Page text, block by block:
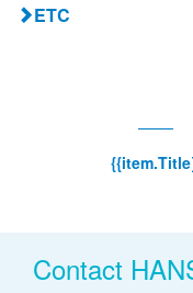
ETC
Contact